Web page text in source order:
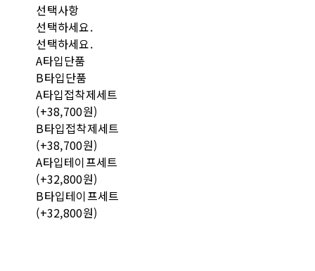
선택사항
선택하세요.
선택하세요.
A타입단품
B타입단품
A타입접착제세트
(+38,700원)
B타입접착제세트
(+38,700원)
A타입테이프세트
(+32,800원)
B타입테이프세트
(+32,800원)